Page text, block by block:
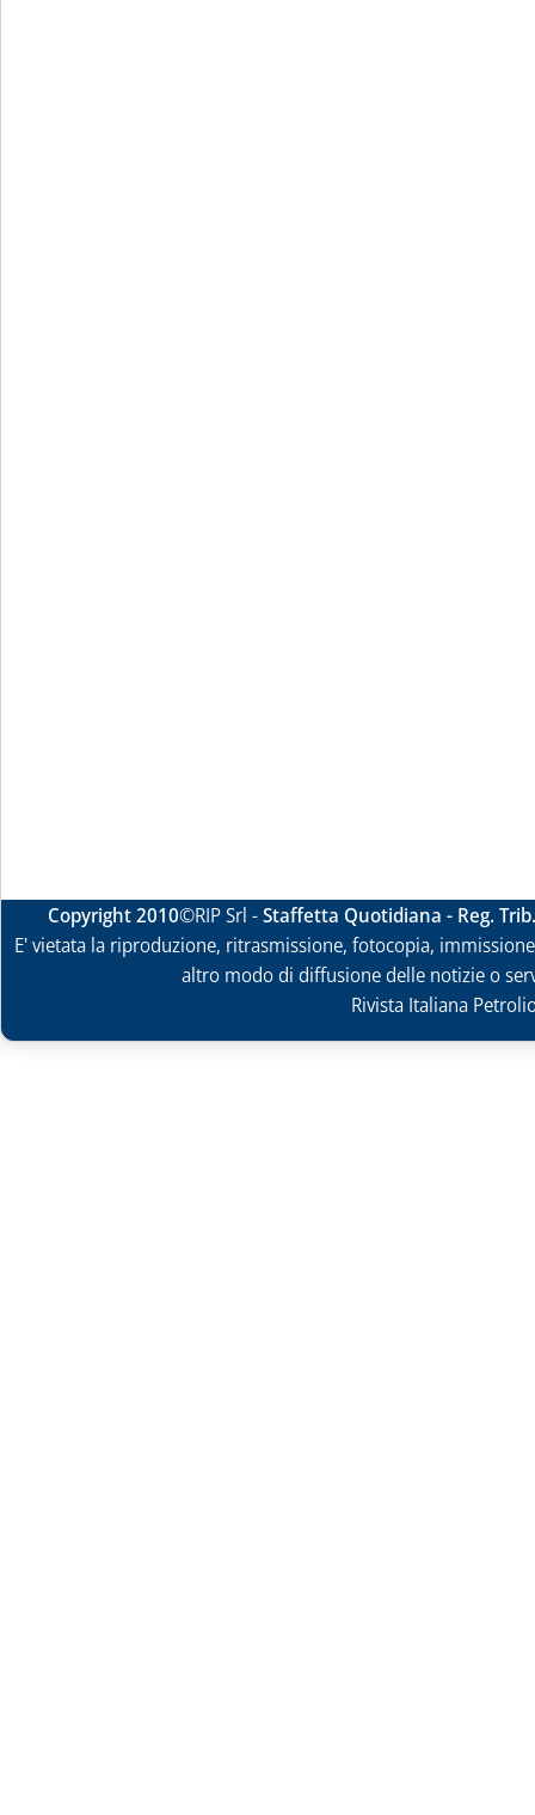
Copyright 2010©RIP Srl -Staffetta Quotidiana - Reg.
E' vietata la riproduzione, ritrasmissione, fotocopia,
altro modo di diffusione delle notizie o
Rivista Italiana